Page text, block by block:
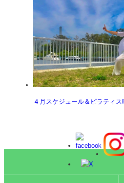
４月スケジュール＆ピラティ